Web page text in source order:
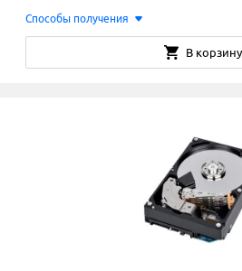
Способы получения
В корзину